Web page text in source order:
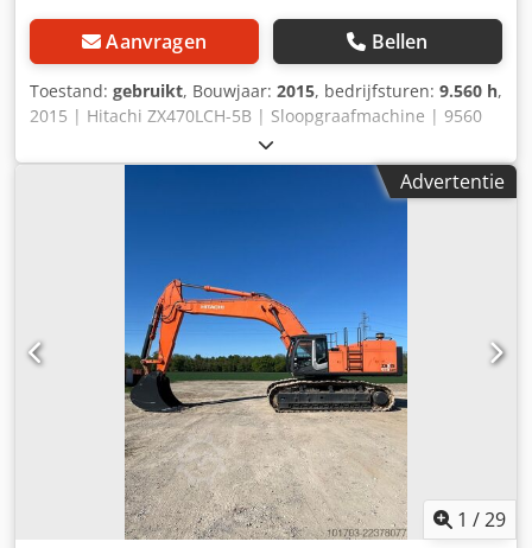
Aanvragen Bellen
Toestand: gebruikt, Bouwjaar: 2015, bedrijfsturen: 9.560 h,
2015 | Hitachi ZX470LCH-5B | Sloopgraafmachine | 9560
uur 📍 Locatie: Luxemburg Dodjzh Nqfspfx Ac Uewa 🚛
Bezorging mogelijk op uw locatie – Gebruik onze
verzendcalculator om de transportkosten te schatten! 💰
onafhankelijke expert 64 inspectiepunten, waarvan 54
goedgekeurd ✅, 5 met opmerkingen ℹ️, 5 met
aandachtspunten ⚠️ 📌 Opmerkingen van de inspecteur:
Goed gebruikte graafmachine. De bouten voor het
ontgrendelen van de rupskettingen zijn in goede staat,
maar de verlengstukken van de rupskettingen kunnen niet
worden getest. De draaikrans is in zeer slechte staat. De
bouten van de giek hebben veel speling. De hydraulische
pomp is niet krachtig genoeg. Er zijn lasnaden op de
machine (3 reparaties aan de giek). Het linker
rupskettingframe is gerepareerd. De Isuzu-motor loopt
Advertentie
1 /29